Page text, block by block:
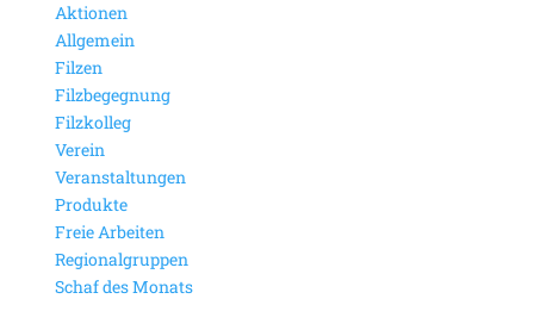
Aktionen
Allgemein
Filzen
Filzbegegnung
Filzkolleg
Verein
Veranstaltungen
Produkte
Freie Arbeiten
Regionalgruppen
Schaf des Monats